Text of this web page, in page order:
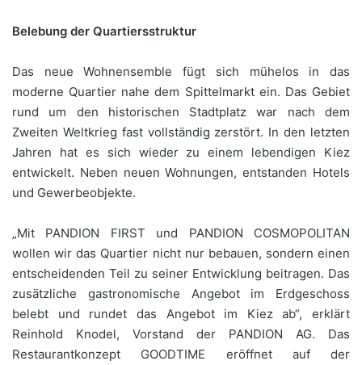
Belebung der Quartiersstruktur
Das neue Wohnensemble fügt sich mühelos in das
moderne Quartier nahe dem Spittelmarkt ein. Das Gebiet
rund um den historischen Stadtplatz war nach dem
Zweiten Weltkrieg fast vollständig zerstört. In den letzten
Jahren hat es sich wieder zu einem lebendigen Kiez
entwickelt. Neben neuen Wohnungen, entstanden Hotels
und Gewerbeobjekte.
„Mit PANDION FIRST und PANDION COSMOPOLITAN
wollen wir das Quartier nicht nur bebauen, sondern einen
entscheidenden Teil zu seiner Entwicklung beitragen. Das
zusätzliche gastronomische Angebot im Erdgeschoss
belebt und rundet das Angebot im Kiez ab“, erklärt
Reinhold Knodel, Vorstand der PANDION AG. Das
Restaurantkonzept GOODTIME eröffnet auf der